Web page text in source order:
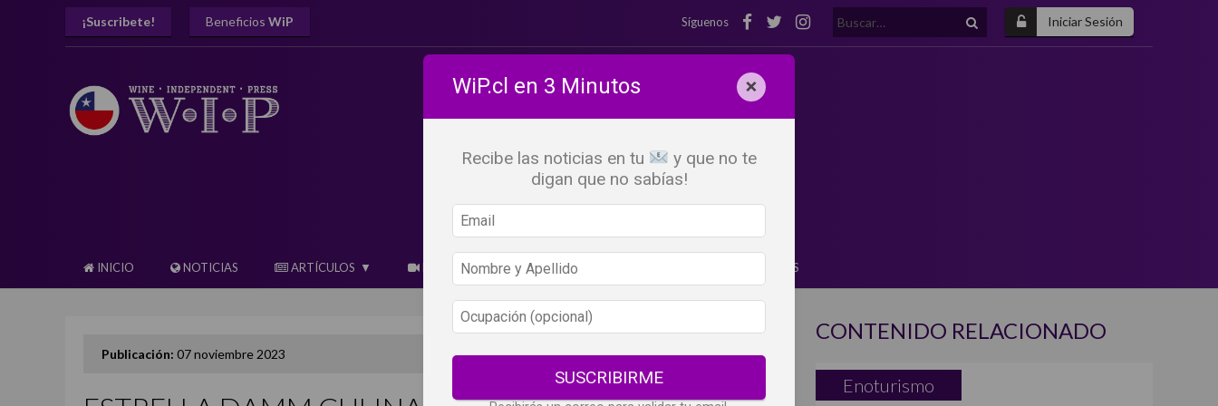
Iniciar Sesión
¡Suscribete! Beneficios WiP Buscar:
Síguenos
INICIO NOTICIAS ARTÍCULOS BEBER X LOS OJOS GLOSARIO DEL VINO PANORAMAS
Publicación: 07 noviembre 2023
CONTENIDO RELACIONADO
Enoturismo
WiP.cl en 3 Minutos ×
Recibe las noticias en tu
y que no te
digan que no sabías!
SUSCRIBIRME